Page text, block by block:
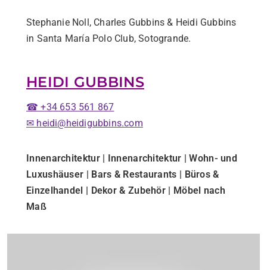
Stephanie Noll, Charles Gubbins & Heidi Gubbins
in Santa María Polo Club, Sotogrande.
HEIDI GUBBINS
☎ +34 653 561 867
✉ heidi@heidigubbins.com
Innenarchitektur | Innenarchitektur | Wohn- und
Luxushäuser | Bars & Restaurants | Büros &
Einzelhandel | Dekor & Zubehör | Möbel nach
Maß